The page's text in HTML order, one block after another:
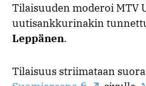
Tilaisuuden moderoi MTV
uutisankkurinakin
Leppänen.
Tilaisuus striimataan